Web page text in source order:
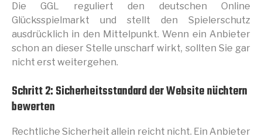
Die GGL reguliert den deutschen Online
Glücksspielmarkt und stellt den Spielerschutz
ausdrücklich in den Mittelpunkt. Wenn ein Anbieter
schon an dieser Stelle unscharf wirkt, sollten Sie gar
nicht erst weitergehen.
Schritt 2: Sicherheitsstandard der Website nüchtern
bewerten
Rechtliche Sicherheit allein reicht nicht. Ein Anbieter